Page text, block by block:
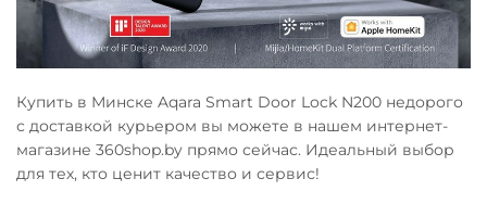
Купить в Минске Aqara Smart Door Lock N200 недорого
с доставкой курьером вы можете в нашем интернет-
магазине 360shop.by прямо сейчас. Идеальный выбор
для тех, кто ценит качество и сервис!